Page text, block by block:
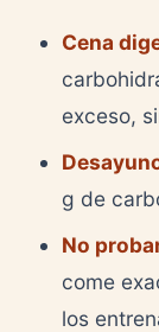
Cena
exceso,
g de
No
come
los